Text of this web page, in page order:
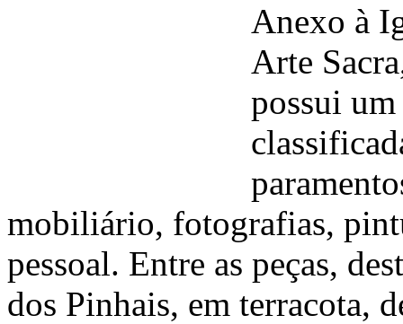
Anexo à
Arte
possui um
mobiliário, fotografias,
pessoal. Entre as peças,
dos Pinhais, em terracota,